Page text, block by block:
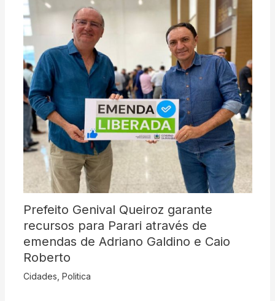
Prefeito Genival Queiroz garante
recursos para Parari através de
emendas de Adriano Galdino e Caio
Roberto
Cidades Politica